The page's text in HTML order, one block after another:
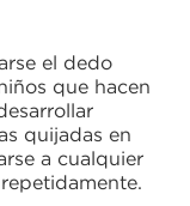
el dedo
que hacen
quijadas en
a cualquier